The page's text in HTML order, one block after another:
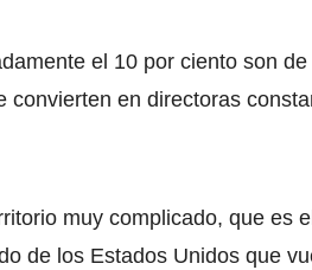
el 10 por ciento son
en directoras
muy complicado, que es
de los Estados Unidos que